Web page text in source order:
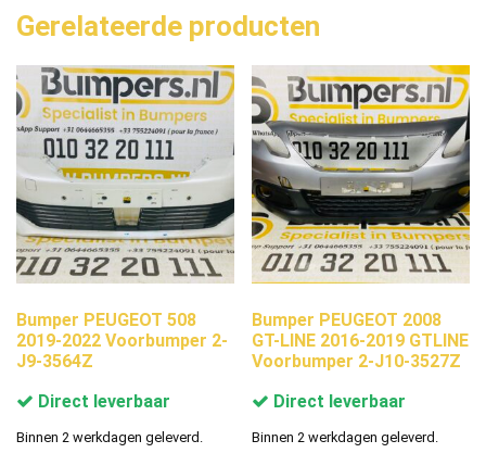
Gerelateerde producten
Bumper PEUGEOT 508
2019-2022 Voorbumper 2-
J9-3564Z
Direct leverbaar
Binnen 2 werkdagen geleverd.
Bumper PEUGEOT 2008
GT-LINE 2016-2019 GTLINE
Voorbumper 2-J10-3527Z
Direct leverbaar
Binnen 2 werkdagen geleverd.